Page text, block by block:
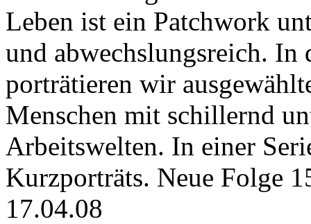
Leben ist ein Patchwork
und abwechslungsreich. In
porträtieren wir
Menschen mit schillernd
Arbeitswelten. In einer
Kurzporträts. Neue Folge
17.04.08